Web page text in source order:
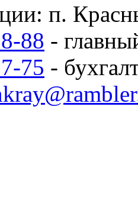
п.
88 -
75 -